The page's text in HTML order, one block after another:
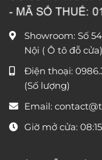
Showroom: Số
Nội ( Ô tô đỗ cửa)
Điện thoại:
(Số lượng)
Email:
Giờ mở cửa: